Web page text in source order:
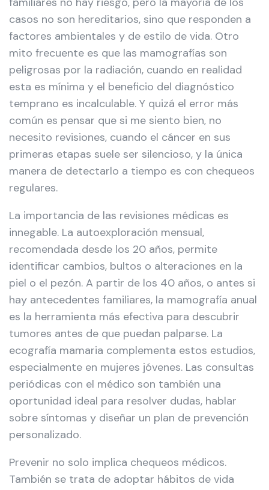
casos no son hereditarios, sino que responden a
factores ambientales y de estilo de vida. Otro
mito frecuente es que las mamografías son
peligrosas por la radiación, cuando en realidad
esta es mínima y el beneficio del diagnóstico
temprano es incalculable. Y quizá el error más
común es pensar que si me siento bien, no
necesito revisiones, cuando el cáncer en sus
primeras etapas suele ser silencioso, y la única
manera de detectarlo a tiempo es con chequeos
regulares.
La importancia de las revisiones médicas es
innegable. La autoexploración mensual,
recomendada desde los 20 años, permite
identificar cambios, bultos o alteraciones en la
piel o el pezón. A partir de los 40 años, o antes si
hay antecedentes familiares, la mamografía anual
es la herramienta más efectiva para descubrir
tumores antes de que puedan palparse. La
ecografía mamaria complementa estos estudios,
especialmente en mujeres jóvenes. Las consultas
periódicas con el médico son también una
oportunidad ideal para resolver dudas, hablar
sobre síntomas y diseñar un plan de prevención
personalizado.
Prevenir no solo implica chequeos médicos.
También se trata de adoptar hábitos de vida